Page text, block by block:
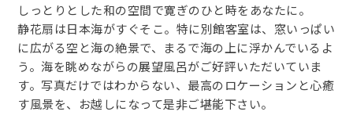
しっとりとした和の空間で寛ぎのひと時をあなたに。
静花扇は日本海がすぐそこ。特に別館客室は、窓いっぱい
に広がる空と海の絶景で、まるで海の上に浮かんでいるよ
う。海を眺めながらの展望風呂がご好評いただいていま
す。写真だけではわからない、最高のロケーションと心癒
す風景を、お越しになって是非ご堪能下さい。